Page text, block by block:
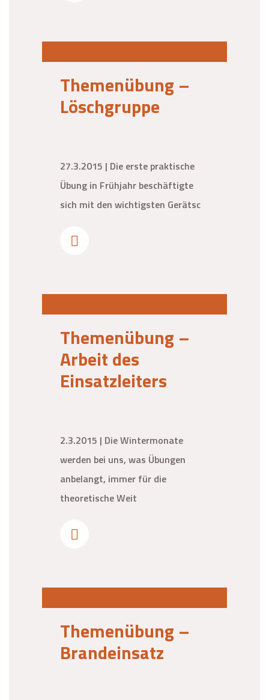
Themenübung –
Löschgruppe
27.3.2015 | Die erste praktische
Übung in Frühjahr beschäftigte
sich mit den wichtigsten Gerätsc
Themenübung –
Arbeit des
Einsatzleiters
2.3.2015 | Die Wintermonate
werden bei uns, was Übungen
anbelangt, immer für die
theoretische Weit
Themenübung –
Brandeinsatz